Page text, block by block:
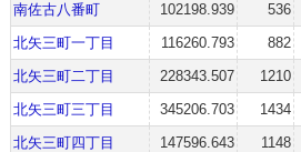
南佐古八番町
102198.939 536
北矢三町一丁目
116260.793 882
北矢三町二丁目
228343.507 1210
北矢三町三丁目
345206.703 1434
北矢三町四丁目
147596.643 1148